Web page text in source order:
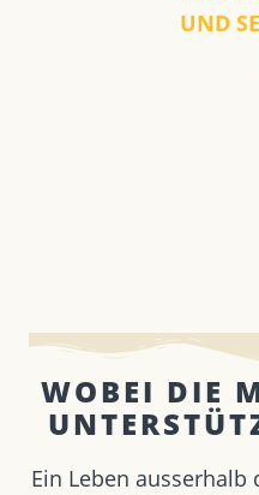
UND
WOBEI DIE
Ein Leben